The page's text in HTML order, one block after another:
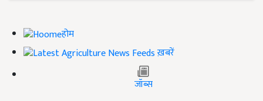
होम
ख़बरें
जॉब्स